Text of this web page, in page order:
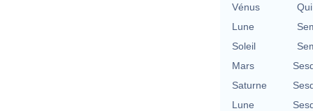
Vénus
Lune
Soleil
Mars
Saturne
Lune